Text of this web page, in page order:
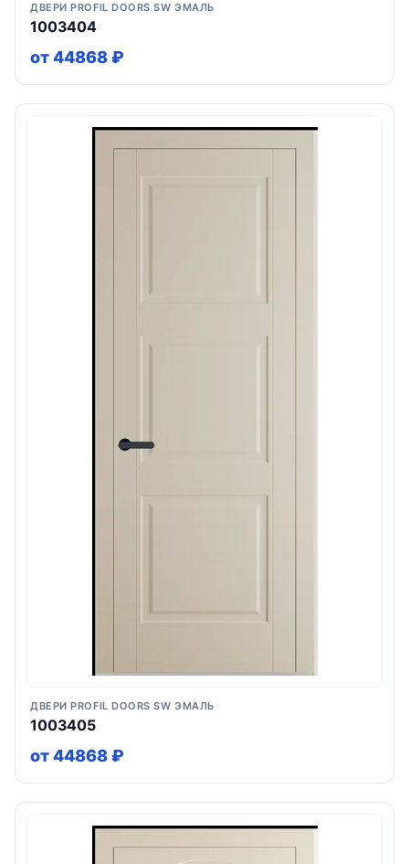
ДВЕРИ PROFIL DOORS SW ЭМАЛЬ
1003404
от 44868 ₽
ДВЕРИ PROFIL DOORS SW ЭМАЛЬ
1003405
от 44868 ₽